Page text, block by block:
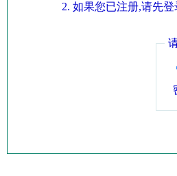
如果您已注册,请先